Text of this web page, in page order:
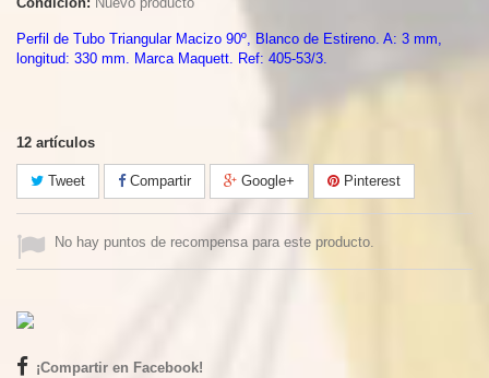
Perfil de Tubo Triangular Macizo 90º, Blanco de Estireno. A: 3 mm,
longitud: 330 mm. Marca Maquett. Ref: 405-53/3.
12 artículos
Tweet Compartir Google+ Pinterest
No hay puntos de recompensa para este producto.
¡Compartir en Facebook!